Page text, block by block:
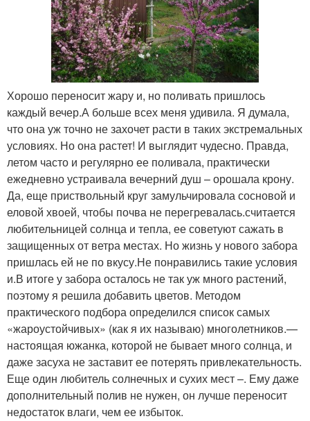
Хорошо переносит жару и, но поливать пришлось
каждый вечер.А больше всех меня удивила. Я думала,
что она уж точно не захочет расти в таких экстремальных
условиях. Но она растет! И выглядит чудесно. Правда,
летом часто и регулярно ее поливала, практически
ежедневно устраивала вечерний душ – орошала крону.
Да, еще приствольный круг замульчировала сосновой и
еловой хвоей, чтобы почва не перегревалась.считается
любительницей солнца и тепла, ее советуют сажать в
защищенных от ветра местах. Но жизнь у нового забора
пришлась ей не по вкусу.Не понравились такие условия
и.В итоге у забора осталось не так уж много растений,
поэтому я решила добавить цветов. Методом
практического подбора определился список самых
«жароустойчивых» (как я их называю) многолетников.—
настоящая южанка, которой не бывает много солнца, и
даже засуха не заставит ее потерять привлекательность.
Еще один любитель солнечных и сухих мест –. Ему даже
дополнительный полив не нужен, он лучше переносит
недостаток влаги, чем ее избыток.